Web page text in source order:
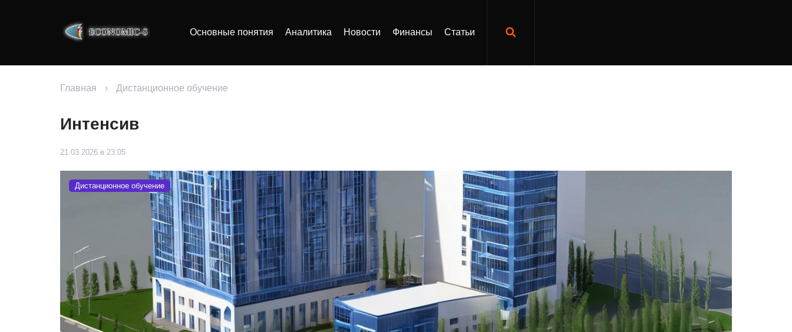
Основные понятия Аналитика Новости Финансы Статьи
Главная › Дистанционное обучение
Интенсив
21.03.2026 в 23:05
Дистанционное обучение